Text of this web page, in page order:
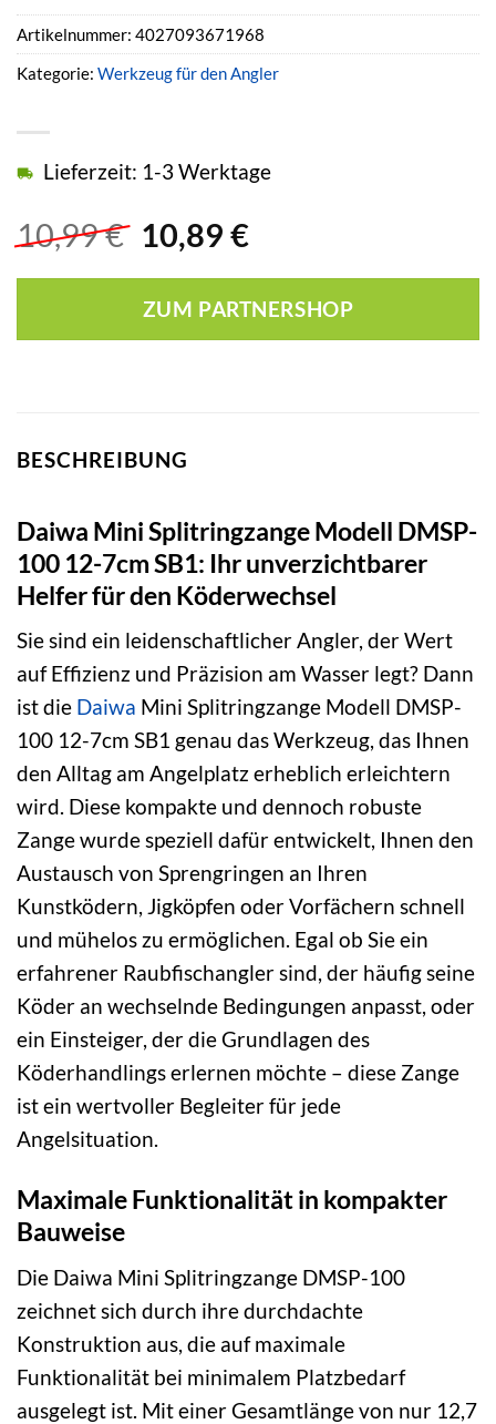
10,99€ Ursprünglicher
war:
10,99 €
10,89 €Aktueller
ist:
10,89 €.
Lieferzeit: 1-3 Werktage
ZUM PARTNERSHOP
Artikelnummer: 4027093671968
Kategorie: Werkzeug für den Angler
BESCHREIBUNG
Daiwa Mini Splitringzange Modell DMSP-
100 12-7cm SB1: Ihr unverzichtbarer
Helfer für den Köderwechsel
Sie sind ein leidenschaftlicher Angler, der Wert
auf Effizienz und Präzision am Wasser legt? Dann
ist die Daiwa Mini Splitringzange Modell DMSP-
100 12-7cm SB1 genau das Werkzeug, das Ihnen
den Alltag am Angelplatz erheblich erleichtern
wird. Diese kompakte und dennoch robuste
Zange wurde speziell dafür entwickelt, Ihnen den
Austausch von Sprengringen an Ihren
Kunstködern, Jigköpfen oder Vorfächern schnell
und mühelos zu ermöglichen. Egal ob Sie ein
erfahrener Raubfischangler sind, der häufig seine
Köder an wechselnde Bedingungen anpasst, oder
ein Einsteiger, der die Grundlagen des
Köderhandlings erlernen möchte – diese Zange
ist ein wertvoller Begleiter für jede
Angelsituation.
Maximale Funktionalität in kompakter
Bauweise
Die Daiwa Mini Splitringzange DMSP-100
zeichnet sich durch ihre durchdachte
Konstruktion aus, die auf maximale
Funktionalität bei minimalem Platzbedarf
ausgelegt ist. Mit einer Gesamtlänge von nur 12,7